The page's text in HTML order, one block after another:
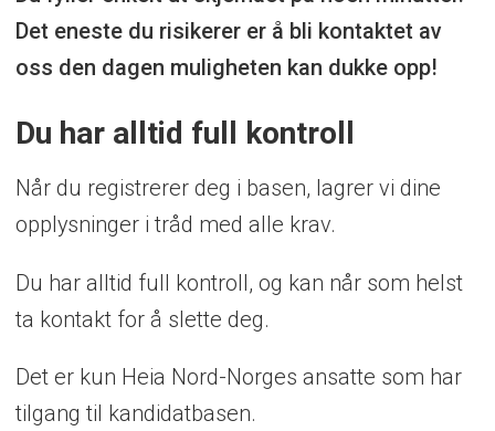
Det eneste du risikerer er å bli kontaktet av
oss den dagen muligheten kan dukke opp!
Du har alltid full kontroll
Når du registrerer deg i basen, lagrer vi dine
opplysninger i tråd med alle krav.
Du har alltid full kontroll, og kan når som helst
ta kontakt for å slette deg.
Det er kun Heia Nord-Norges ansatte som har
tilgang til kandidatbasen.